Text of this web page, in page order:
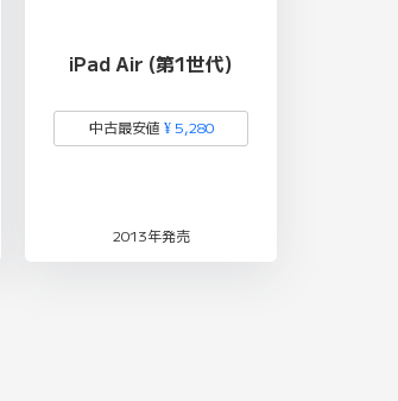
iPad Air (第1世代)
中古最安値 ¥ 5,280
2013年発売